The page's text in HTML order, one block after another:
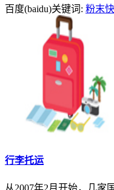
百度(baidu)关键词: 粉末
行李托运
从2007年2月开始，几家